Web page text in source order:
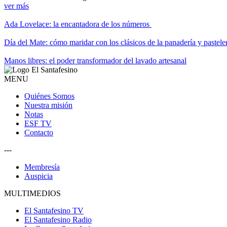
ver más
Ada Lovelace: la encantadora de los números
Día del Mate: cómo maridar con los clásicos de la panadería y
Manos libres: el poder transformador del lavado artesanal
MENU
Quiénes Somos
Nuestra misión
Notas
ESF TV
Contacto
---
Membresía
Auspicia
MULTIMEDIOS
El Santafesino TV
El Santafesino Radio